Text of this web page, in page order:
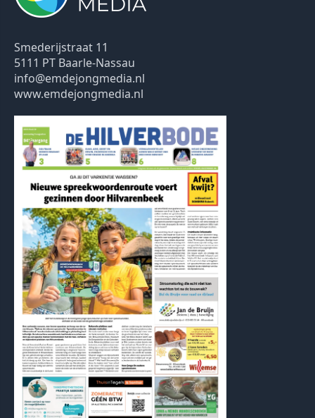
Smederijstraat 11
5111 PT Baarle-Nassau
info@emdejongmedia.nl
www.emdejongmedia.nl